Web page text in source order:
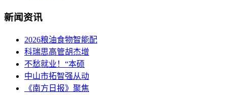
新闻资讯
2026粮油食物智能配
科瑞思高管胡杰增
不愁就业！“本硕
中山市拓智强从动
《南方日报》聚焦